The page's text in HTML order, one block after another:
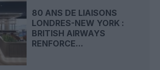
80 ANS DE LIAISONS
LONDRES-NEW YORK :
BRITISH AIRWAYS
RENFORCE...